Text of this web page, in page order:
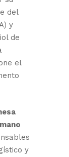
del
y
de
el
y